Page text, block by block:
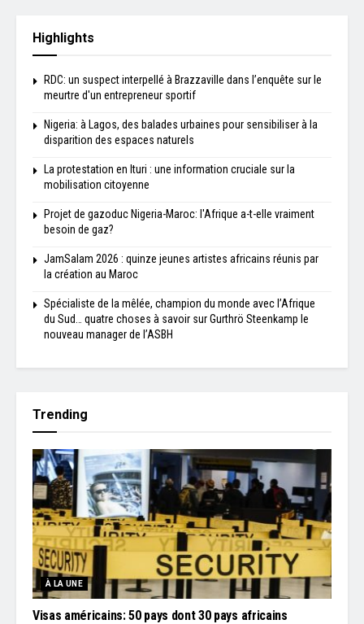
Highlights
RDC: un suspect interpellé à Brazzaville dans l’enquête sur le
meurtre d'un entrepreneur sportif
Nigeria: à Lagos, des balades urbaines pour sensibiliser à la
disparition des espaces naturels
La protestation en Ituri : une information cruciale sur la
mobilisation citoyenne
Projet de gazoduc Nigeria-Maroc: l'Afrique a-t-elle vraiment
besoin de gaz?
JamSalam 2026 : quinze jeunes artistes africains réunis par
la création au Maroc
Spécialiste de la mêlée, champion du monde avec l’Afrique
du Sud… quatre choses à savoir sur Gurthrö Steenkamp le
nouveau manager de l’ASBH
Trending
À LA UNE
Visas américains: 50 pays dont 30 pays africains